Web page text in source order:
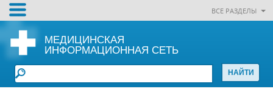
ВСЕ РАЗДЕЛЫ
МЕДИЦИНСКАЯ
ИНФОРМАЦИОННАЯ СЕТЬ